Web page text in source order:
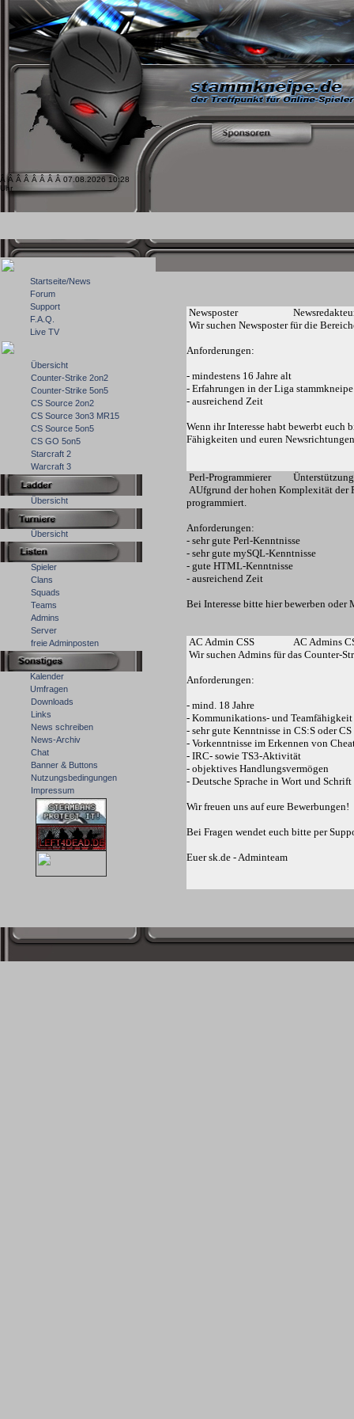
Â Â Â Â Â Â Â Â 07.08.2026 10:28
Uhr
Startseite/News
Forum
Support
F.A.Q.
Live TV
Übersicht
Counter-Strike 2on2
Counter-Strike 5on5
CS Source 2on2
CS Source 3on3 MR15
CS Source 5on5
CS GO 5on5
Starcraft 2
Warcraft 3
Übersicht
Übersicht
Spieler
Clans
Squads
Teams
Admins
Server
freie Adminposten
Kalender
Umfragen
Downloads
Links
News schreiben
News-Archiv
Chat
Banner & Buttons
Nutzungsbedingungen
Impressum
Newsposter
Wir suchen Newsposter für die
Anforderungen:
- mindestens 16 Jahre alt
- Erfahrungen in der Liga
- ausreichend Zeit
Wenn ihr Interesse habt bewerbt
Fähigkeiten und euren
Perl-Programmierer
AUfgrund der hohen Komplexität der
programmiert.
Anforderungen:
- sehr gute Perl-Kenntnisse
- sehr gute mySQL-Kenntnisse
- gute HTML-Kenntnisse
- ausreichend Zeit
Bei Interesse bitte hier bewerben oder
AC Admin CSS
AC Admins
Wir suchen Admins für das Counter-
Anforderungen:
- mind. 18 Jahre
- Kommunikations- und Teamfähigkeit
- sehr gute Kenntnisse in CS:S oder CS
- Vorkenntnisse im Erkennen von
- IRC- sowie TS3-Aktivität
- objektives Handlungsvermögen
- Deutsche Sprache in Wort und Schrift
Wir freuen uns auf eure Bewerbungen!
Bei Fragen wendet euch bitte per
Euer sk.de - Adminteam